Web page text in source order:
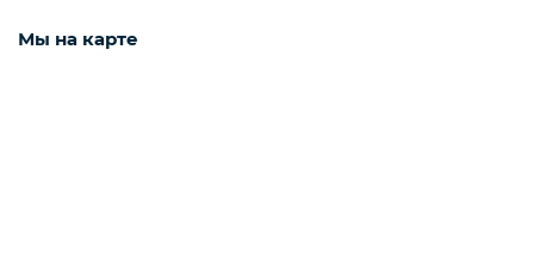
Креветки
Мы на карте